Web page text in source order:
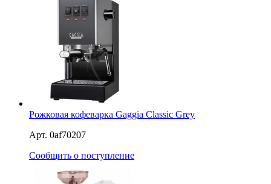
Рожковая кофеварка Gaggia Classic Grey
Арт. 0af70207
Сообщить о поступление